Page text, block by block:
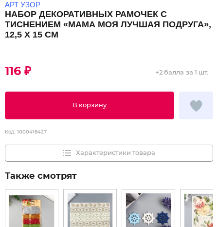
АРТ УЗОР
НАБОР ДЕКОРАТИВНЫХ РАМОЧЕК С
ТИСНЕНИЕМ «МАМА МОЯ ЛУЧШАЯ ПОДРУГА»,
12,5 Х 15 СМ
116 ₽
В корзину
+2 балла за 1 шт.
Код: 1000418427
Характеристики товара
Также смотрят